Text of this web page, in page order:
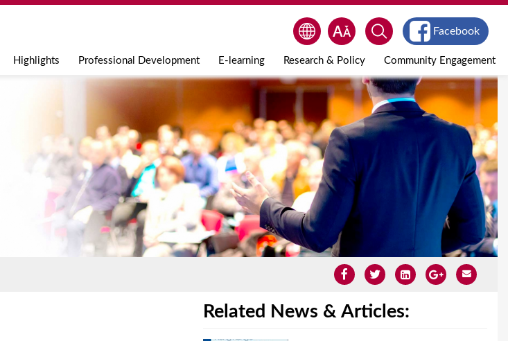
Jump to navigation
Highlights Professional Development E-learning Research & Policy Community Engagement
Facebook
Related News & Articles: